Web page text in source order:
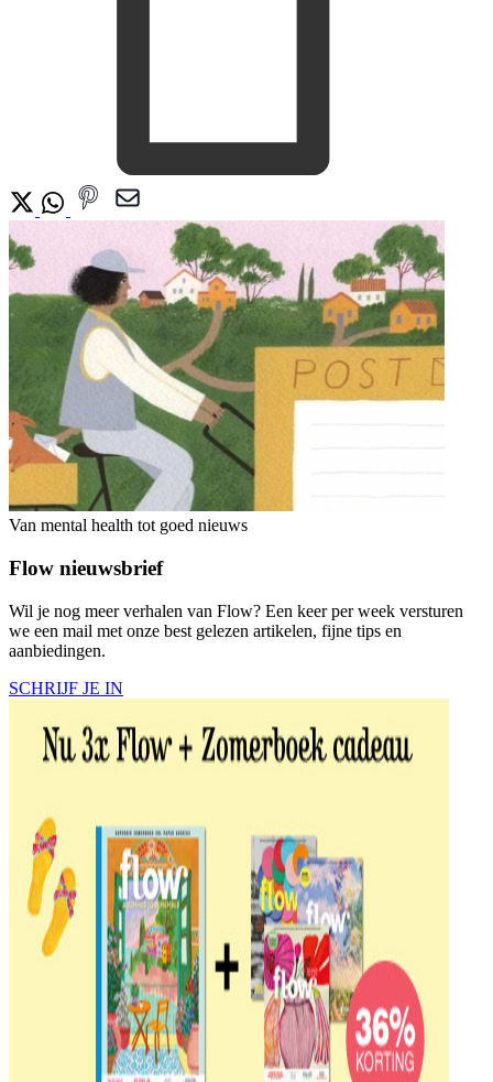
Van mental health tot goed nieuws
Flow nieuwsbrief
Wil je nog meer verhalen van Flow? Een keer per week versturen
we een mail met onze best gelezen artikelen, fijne tips en
aanbiedingen.
SCHRIJF JE IN